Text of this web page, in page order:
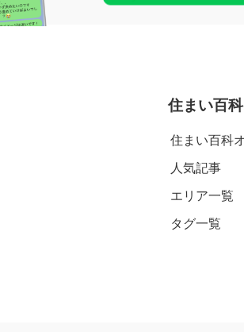
住まい百
住まい百科
人気記事
エリア一覧
タグ一覧